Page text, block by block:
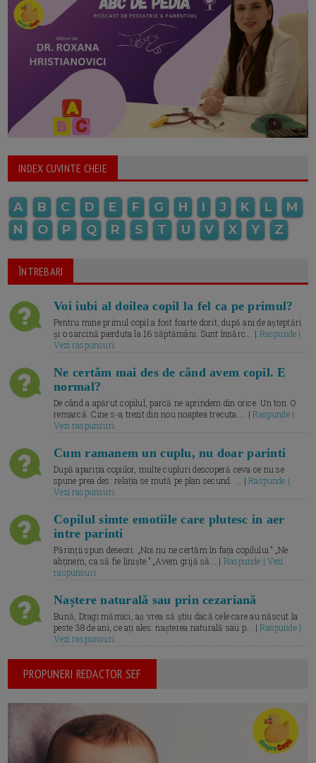
INDEX CUVINTE CHEIE
A B C D E F G H I J K L
M
N
O P Q R S T U V X Y Z
ÎNTREBARI
Voi iubi al doilea copil la fel ca pe primul?
Pentru mine primul copil a fost foarte dorit, după ani de așteptări
și o sarcină pierduta la 16 săptămâni. Sunt însărc... | Raspunde |
Vezi raspunsuri
Ne certăm mai des de când avem copil. E
normal?
De când a apărut copilul, parcă ne aprindem din orice. Un ton. O
remarcă. Cine s-a trezit din nou noaptea trecuta.... |Raspunde |
Vezi raspunsuri
Cum ramanem un cuplu, nu doar parinti
După apariția copiilor, multe cupluri descoperă ceva ce nu se
spune prea des: relația se mută pe plan secund. ... |Raspunde |
Vezi raspunsuri
Copilul simte emotiile care plutesc in aer
intre parinti
Părinții spun deseori: „Noi nu ne certăm în fața copilului.” „Ne
abținem, ca să fie liniște.” „Avem grijă să... | Raspunde | Vezi
raspunsuri
Naștere naturală sau prin cezariană
Bună, Dragi mămici, aș vrea să știu dacă cele care au născut la
peste 38 de ani, ce ați ales: nașterea naturală sau p... |Raspunde |
Vezi raspunsuri
PROPUNERI REDACTOR SEF